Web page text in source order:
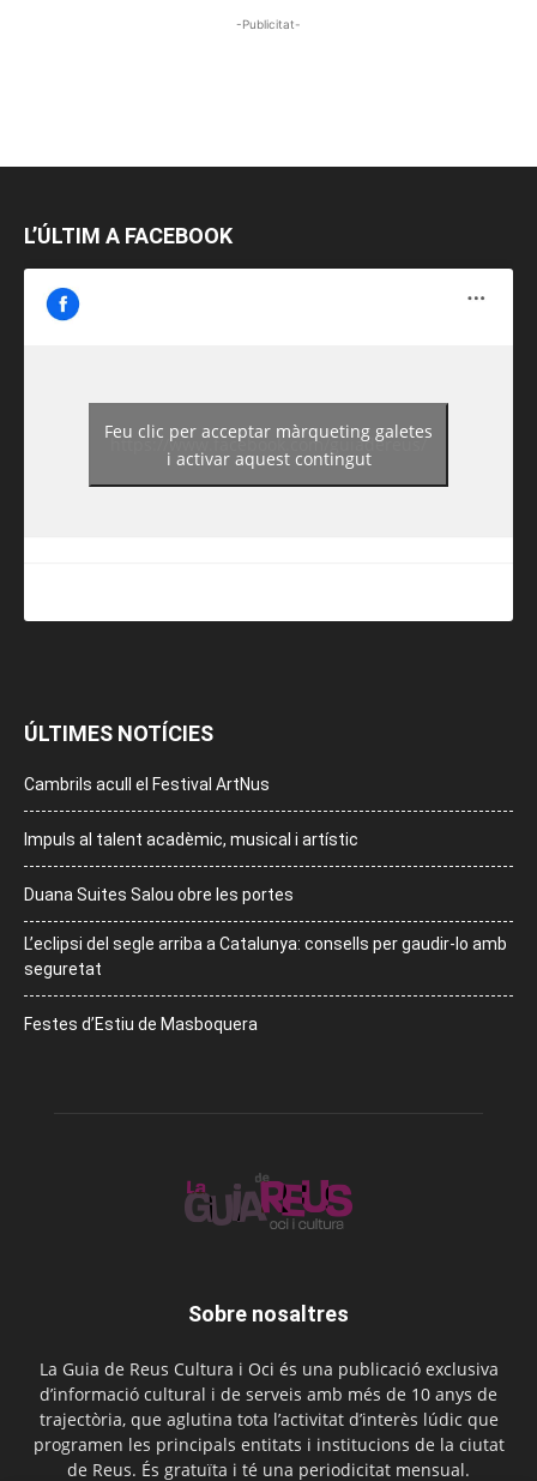
-Publicitat-
L’ÚLTIM A FACEBOOK
https://www.facebook.com/guiadereus/
Feu clic per acceptar màrqueting galetes
i activar aquest contingut
ÚLTIMES NOTÍCIES
Cambrils acull el Festival ArtNus
Impuls al talent acadèmic, musical i artístic
Duana Suites Salou obre les portes
L’eclipsi del segle arriba a Catalunya: consells per gaudir-lo amb
seguretat
Festes d’Estiu de Masboquera
Sobre nosaltres
La Guia de Reus Cultura i Oci és una publicació exclusiva
d’informació cultural i de serveis amb més de 10 anys de
trajectòria, que aglutina tota l’activitat d’interès lúdic que
programen les principals entitats i institucions de la ciutat
de Reus. És gratuïta i té una periodicitat mensual.